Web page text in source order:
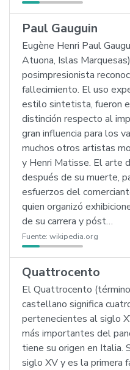
Paul Gauguin
Eugène Henri Paul
Atuona, Islas
posimpresionista
fallecimiento. El uso
estilo sintetista, fueron
distinción respecto al
gran influencia para los
muchos otros artistas
y Henri Matisse. El arte
después de su muerte,
esfuerzos del
quien organizó
de su carrera y póst…
Fuente: wikipedia.org
Quattrocento
El Quattrocento
castellano significa
pertenecientes al siglo
más importantes del
tiene su origen en
siglo XV y es la primera